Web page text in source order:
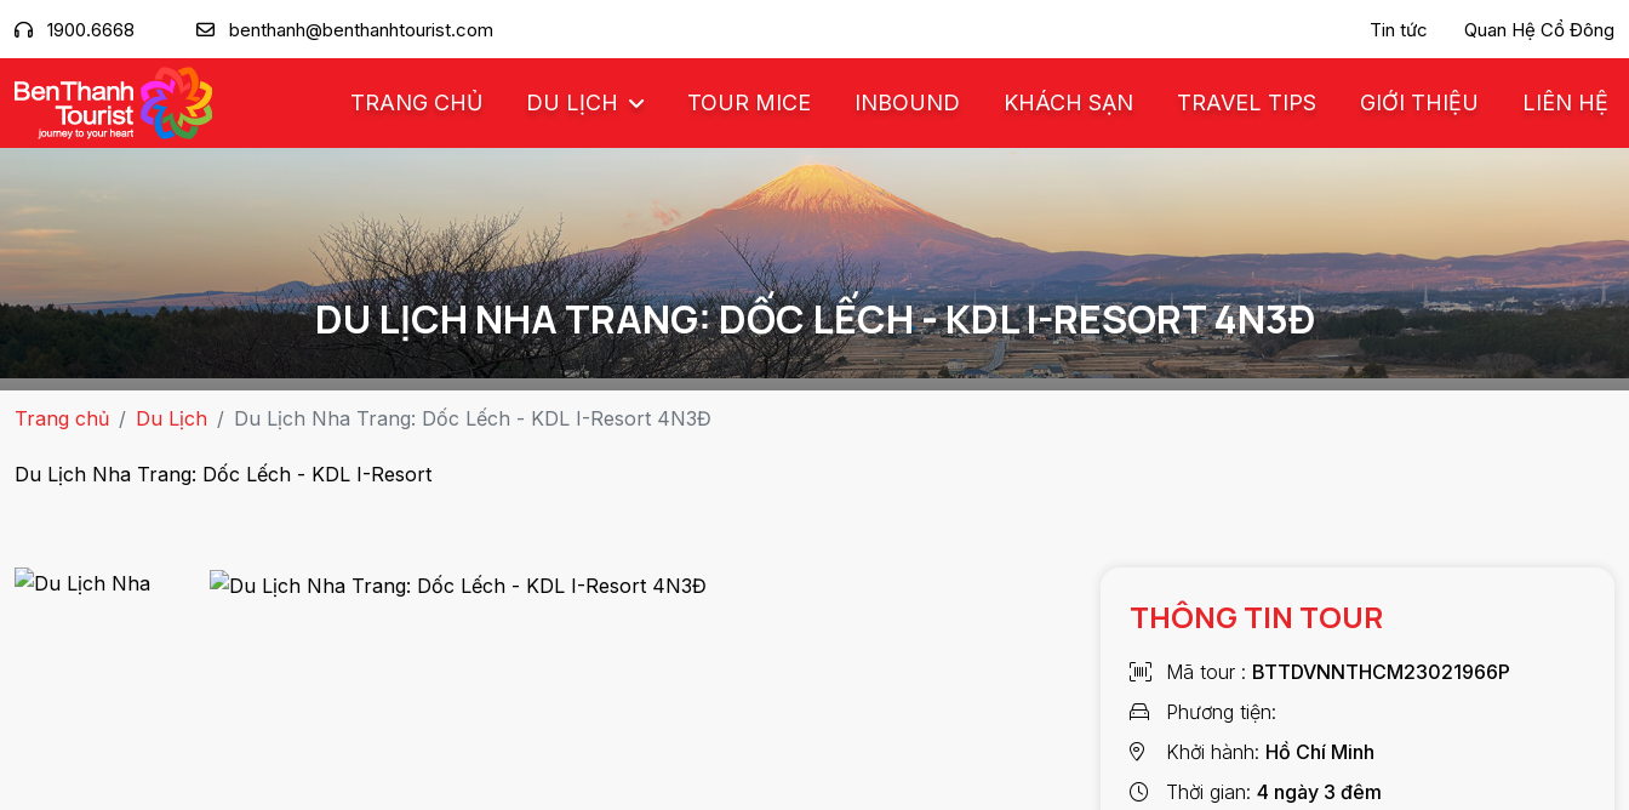
1900.6668 benthanh@benthanhtourist.com Tin tức Quan Hệ Cổ Đông
TRANG CHỦ DU LỊCH TOUR MICE INBOUND KHÁCH SẠN TRAVEL TIPS GIỚI THIỆU LIÊN HỆ
DU LỊCH NHA TRANG: DỐC LẾCH - KDL I-RESORT 4N3Đ
Trang chủ Du Lịch Du Lịch Nha Trang: Dốc Lếch - KDL I-Resort 4N3Đ
Du Lịch Nha Trang: Dốc Lếch - KDL I-Resort
THÔNG TIN TOUR
Mã tour
BTTDVNNTHCM23021966P
Phương tiện
Khởi hành Hồ Chí Minh
Thời gian 4 ngày 3 đêm